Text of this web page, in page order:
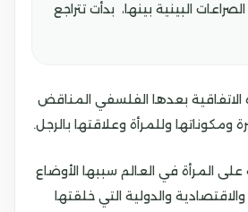
البينية بينها، بدأت تتراجع
بعدها الفلسفي المناقض
ومكوناتها وللمرأة وعلاقتها بالرجل.
المرأة في العالم سببها الأوضاع
والدولية التي خلقتها